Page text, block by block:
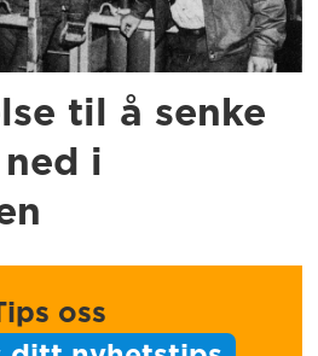
til å senke
i
oss